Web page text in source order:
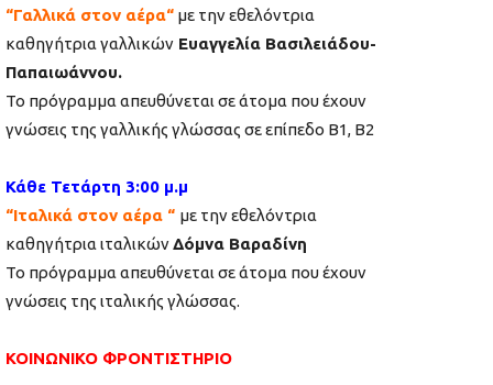
“Γαλλικά στον αέρα“ με την εθελόντρια
καθηγήτρια γαλλικών Ευαγγελία Βασιλειάδου-
Παπαιωάννου.
Το πρόγραμμα απευθύνεται σε άτομα που έχουν
γνώσεις της γαλλικής γλώσσας σε επίπεδο Β1, Β2
Κάθε Τετάρτη 3:00 μ.μ
“Ιταλικά στον αέρα “ με την εθελόντρια
καθηγήτρια ιταλικώνΔόμνα Βαραδίνη
Το πρόγραμμα απευθύνεται σε άτομα που έχουν
γνώσεις της ιταλικής γλώσσας.
ΚΟΙΝΩΝΙΚΟ ΦΡΟΝΤΙΣΤΗΡΙΟ